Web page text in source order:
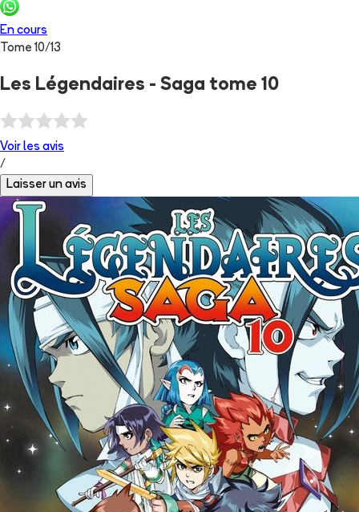
En cours
Tome10/13
Les Légendaires - Saga tome 10
Voir les avis
/
Laisser un avis